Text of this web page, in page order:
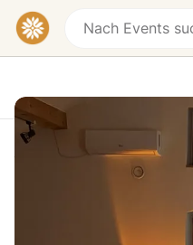
Morgen
Atelier Yoga
Holzmannstett,